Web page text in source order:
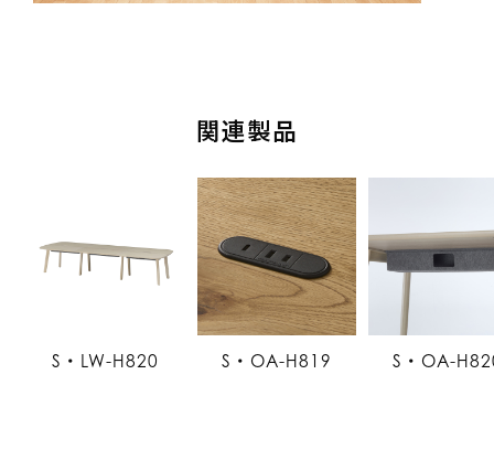
関連製品
S・LW-H820 S・OA-H819 S・OA-